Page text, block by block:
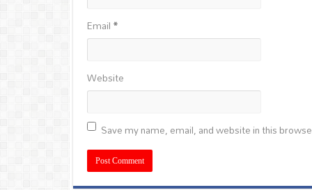
Email*
Website
Save my name, email, and website in this